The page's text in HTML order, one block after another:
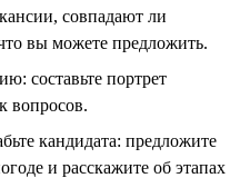
совпадают ли
вы можете предложить.
составьте портрет
вопросов.
кандидата: предложите
и расскажите об этапах